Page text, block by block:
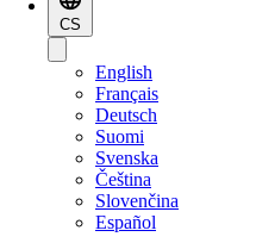
CS
English
Français
Deutsch
Suomi
Svenska
Čeština
Slovenčina
Español